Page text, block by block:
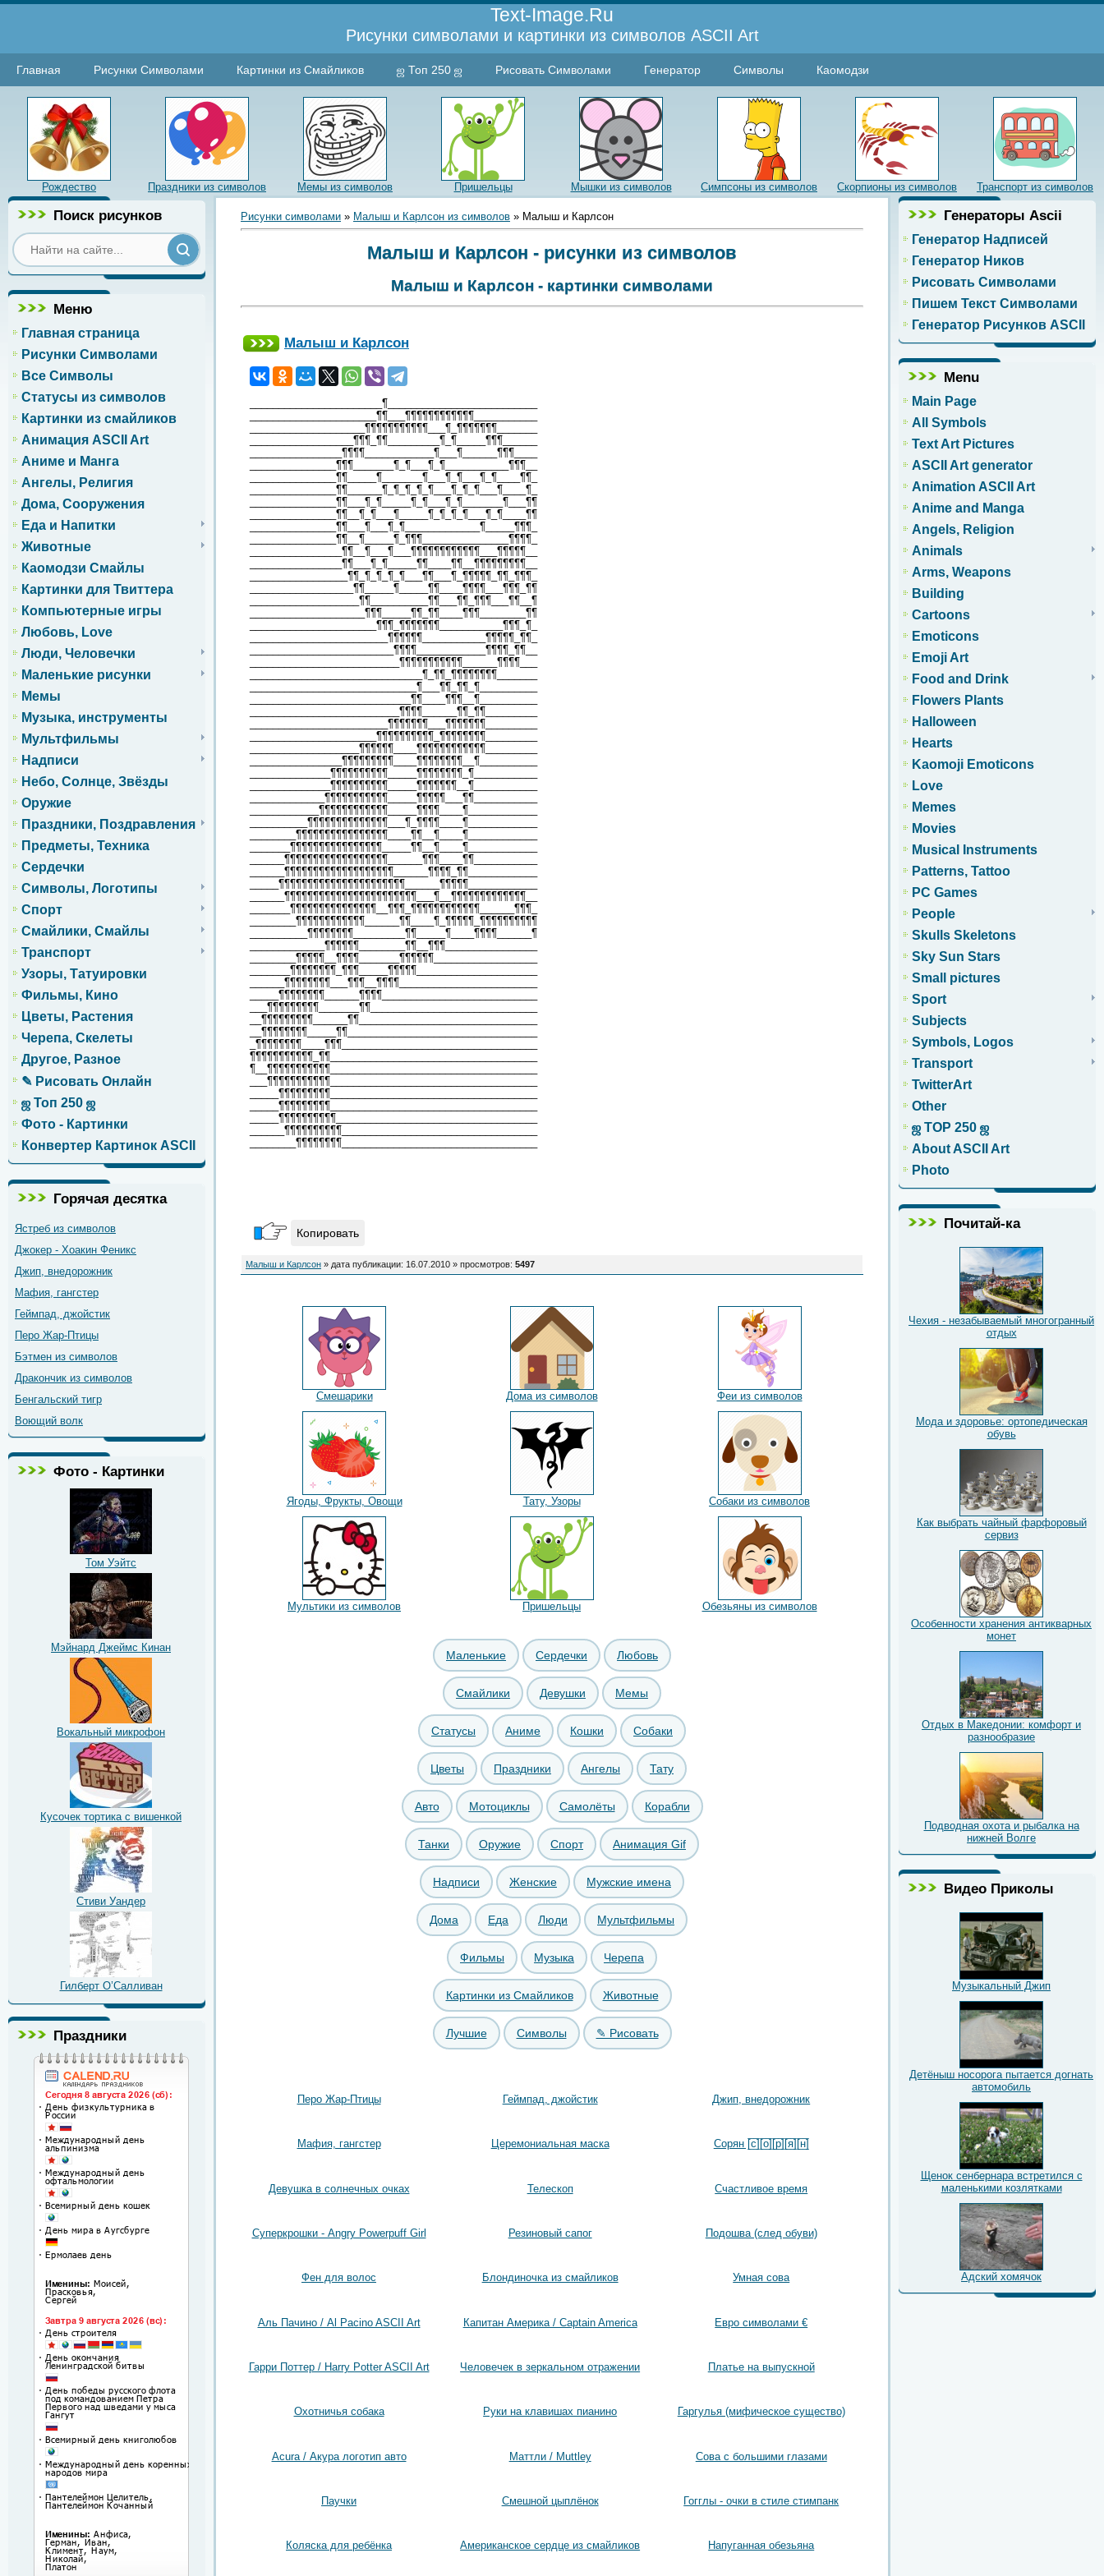
Text-Image.Ru
Рисунки символами и картинки из символов ASCII Art
Главная Рисунки Символами Картинки из Смайликов ஜ Топ 250 ஜ Рисовать Символами Генератор Символы Каомодзи
Рождество Праздники из символов Мемы из символов Пришельцы Мышки из символов Симпсоны из символов Скорпионы из символов Транспорт из символов
Поиск рисунков
Меню
Главная страница
Рисунки Символами
Все Символы
Статусы из символов
Картинки из смайликов
Анимация ASCII Art
Аниме и Манга
Ангелы, Религия
Дома, Сооружения
Еда и Напитки
Животные
Каомодзи Смайлы
Картинки для Твиттера
Компьютерные игры
Любовь, Love
Люди, Человечки
Маленькие рисунки
Мемы
Музыка, инструменты
Мультфильмы
Надписи
Небо, Солнце, Звёзды
Оружие
Праздники, Поздравления
Предметы, Техника
Сердечки
Символы, Логотипы
Спорт
Смайлики, Смайлы
Транспорт
Узоры, Татуировки
Фильмы, Кино
Цветы, Растения
Черепа, Скелеты
Другое, Разное
✎ Рисовать Онлайн
ஜ Топ 250 ஜ
Фото - Картинки
Конвертер Картинок ASCII
Горячая десятка
Ястреб из символов
Джокер - Хоакин Феникс
Джип, внедорожник
Мафия, гангстер
Геймпад, джойстик
Перо Жар-Птицы
Бэтмен из символов
Дракончик из символов
Бенгальский тигр
Воющий волк
Фото - Картинки
Том Уэйтс
Мэйнард Джеймс Кинан
Вокальный микрофон
Кусочек тортика с вишенкой
Стиви Уандер
Гилберт О’Салливан
Праздники
Рисунки символами » Малыш и Карлсон из символов » Малыш и Карлсон
Малыш и Карлсон - рисунки из символов
Малыш и Карлсон - картинки символами
Малыш и Карлсон
_______________________¶__________________________
______________________¶¶___¶¶¶¶¶¶¶¶¶¶¶¶___________
____________________¶¶¶¶¶¶¶¶¶¶¶___¶_¶¶¶¶¶¶¶_______
__________________¶¶¶_¶¶_________¶_¶_____¶¶¶______
________________¶¶¶¶____________¶___¶______¶¶¶____
_______________¶¶¶_______¶_¶___¶_¶___________¶¶¶__
_______________¶¶_____¶_______¶___¶_¶___¶_¶____¶¶_
_______________¶¶______¶_¶_¶_¶_¶___¶_¶_¶___¶____¶_
_______________¶¶___¶_¶_____¶_¶___¶_¶_______¶___¶¶
_______________¶¶__¶_¶___¶_____¶_¶_¶_¶___¶_¶____¶¶
_______________¶¶___¶___¶_¶_____________¶_____¶¶¶_
_______________¶¶__¶_____¶_¶¶¶_______________¶¶¶¶_
________________¶¶__¶___¶___¶¶¶¶¶¶¶¶¶¶¶¶___¶¶¶¶¶__
________________¶¶___¶_¶_____¶¶____¶¶__¶¶¶¶¶¶¶¶¶__
_________________¶¶_¶_¶_¶_¶___¶¶___¶_¶¶¶¶¶_¶¶_¶¶¶_
__________________¶¶_____¶_____¶¶____¶¶¶¶___¶¶¶_¶¶
___________________¶¶__________¶¶___¶¶_¶¶¶___¶¶__¶
____________________¶¶¶_____¶¶_¶¶____¶¶¶________¶¶
______________________¶¶¶_¶¶¶¶¶¶¶___________¶¶¶_¶_
________________________¶¶¶¶¶¶___________¶¶¶¶¶_¶¶_
_________________________¶¶¶¶____________¶¶¶¶_¶¶__
__________________________¶¶¶¶¶¶¶¶¶¶¶______¶¶¶¶___
______________________________¶_¶¶_¶¶¶¶¶¶¶¶_______
_____________________________¶___¶¶_¶¶_¶__________
____________________________¶¶____¶¶¶__¶__________
__________________________¶¶¶¶______¶¶_¶¶_________
________________________¶¶¶¶¶¶¶___¶¶¶¶¶¶¶_________
______________________¶¶¶¶¶¶¶¶¶¶_¶¶¶¶¶¶¶¶_________
___________________¶¶¶¶¶¶____¶¶¶¶¶¶¶¶¶¶¶¶_________
________________¶¶¶¶¶¶¶¶¶____¶¶¶¶¶¶¶¶__¶__________
______________¶¶¶¶¶¶¶¶¶¶_____¶¶¶¶¶¶¶¶_¶___________
______________¶¶¶¶¶¶¶¶¶¶_____¶¶¶¶¶¶¶__¶___________
_____________¶¶¶¶¶¶¶¶¶¶¶_____¶¶¶¶¶___¶¶___________
____________¶¶¶¶¶¶¶¶¶¶¶¶_____¶¶¶¶____¶____________
__________¶¶¶¶¶¶¶¶¶¶¶¶¶¶___¶_¶¶¶¶____¶____________
________¶¶¶¶¶¶¶¶¶¶¶¶¶¶¶¶____¶¶__¶____¶____________
_______¶¶¶¶¶¶¶¶¶¶¶¶¶¶¶¶_____¶¶__¶____¶____________
______¶¶¶¶¶¶¶¶¶¶¶¶¶¶¶¶¶¶______¶¶¶____¶¶___________
______¶¶¶¶¶¶¶¶¶¶¶¶¶¶¶¶¶¶¶______¶¶¶¶_¶¶____________
_____¶¶¶¶¶¶¶¶¶¶¶¶¶¶¶¶¶¶¶¶¶¶______¶¶¶¶¶____________
______¶¶¶¶¶¶¶¶¶¶¶¶¶¶¶¶¶¶¶¶¶¶¶___¶__¶¶¶¶¶¶¶¶¶¶¶¶¶__
_______¶¶¶¶¶¶¶¶¶¶¶¶¶¶¶__¶¶¶_¶¶¶¶¶¶¶¶¶¶¶¶______¶¶¶_
________¶¶¶¶¶¶¶¶¶¶¶¶______¶¶____¶_¶¶¶¶¶_¶¶¶¶¶¶¶¶¶¶
__________¶¶¶¶¶¶¶¶_________¶¶_____¶____¶¶¶¶______¶
_____________¶¶¶¶¶¶________¶¶__¶¶¶________________
________¶¶¶¶¶__¶¶¶¶_______¶¶¶¶¶¶__________________
_______¶¶¶¶¶¶¶¶_¶¶¶_____¶¶¶¶¶_____________________
______¶¶¶¶¶¶¶¶___¶¶¶__¶¶¶¶________________________
_____¶¶¶¶¶¶¶¶______¶¶¶¶___________________________
___¶¶¶¶¶¶¶¶¶_______¶¶_____________________________
__¶¶¶¶¶¶¶¶¶______¶¶_______________________________
__¶¶¶¶¶¶¶¶_____¶¶_________________________________
_¶¶¶¶¶¶¶¶____¶¶¶__________________________________
¶¶¶¶¶¶¶¶¶¶¶_¶¶____________________________________
¶__¶¶¶¶¶¶¶¶¶¶¶____________________________________
___¶¶¶¶¶¶¶¶¶¶¶____________________________________
_____¶¶¶¶¶¶¶¶¶____________________________________
_____¶¶¶¶¶¶¶¶¶____________________________________
_____¶¶¶¶¶¶¶¶¶¶___________________________________
______¶¶¶¶¶¶¶¶¶¶__________________________________
________¶¶¶¶¶¶¶¶__________________________________
Копировать
Малыш и Карлсон » дата публикации: 16.07.2010 » просмотров: 5497
Смешарики Дома из символов Феи из символов
Ягоды, Фрукты, Овощи Тату, Узоры Собаки из символов
Мультики из символов Пришельцы Обезьяны из символов
Маленькие Сердечки Любовь
Смайлики Девушки Мемы
Статусы Аниме Кошки Собаки
Цветы Праздники Ангелы Тату
Авто Мотоциклы Самолёты Корабли
Танки Оружие Спорт Анимация Gif
Надписи Женские Мужские имена
Дома Еда Люди Мультфильмы
Фильмы Музыка Черепа
Картинки из Смайликов Животные
Лучшие Символы ✎ Рисовать
Перо Жар-Птицы Геймпад, джойстик Джип, внедорожник
Мафия, гангстер Церемониальная маска Сорян [̲̅с̲̅][̲̅о̲̅][̲̅р̲̅][̲̅я̲̅][̲̅н̲̅]
Девушка в солнечных очках Телескоп Счастливое время
Суперкрошки - Angry Powerpuff Girl Резиновый сапог Подошва (след обуви)
Фен для волос Блондиночка из смайликов Умная сова
Аль Пачино / Al Pacino ASCII Art Капитан Америка / Captain America Евро символами €
Гарри Поттер / Harry Potter ASCII Art Человечек в зеркальном отражении Платье на выпускной
Охотничья собака Руки на клавишах пианино Гаргулья (мифическое существо)
Acura / Акура логотип авто Маттли / Muttley Сова с большими глазами
Паучки Смешной цыплёнок Гогглы - очки в стиле стимпанк
Коляска для ребёнка Американское сердце из смайликов Напуганная обезьяна
Генераторы Ascii
Генератор Надписей
Генератор Ников
Рисовать Символами
Пишем Текст Символами
Генератор Рисунков ASCII
Menu
Main Page
All Symbols
Text Art Pictures
ASCII Art generator
Animation ASCII Art
Anime and Manga
Angels, Religion
Animals
Arms, Weapons
Building
Cartoons
Emoticons
Emoji Art
Food and Drink
Flowers Plants
Halloween
Hearts
Kaomoji Emoticons
Love
Memes
Movies
Musical Instruments
Patterns, Tattoo
PC Games
People
Skulls Skeletons
Sky Sun Stars
Small pictures
Sport
Subjects
Symbols, Logos
Transport
TwitterArt
Other
ஜ TOP 250 ஜ
About ASCII Art
Photo
Почитай-ка
Чехия - незабываемый многогранный
отдых
Мода и здоровье: ортопедическая
обувь
Как выбрать чайный фарфоровый
сервиз
Особенности хранения антикварных
монет
Отдых в Македонии: комфорт и
разнообразие
Подводная охота и рыбалка на
нижней Волге
Видео Приколы
Музыкальный Джип
Детёныш носорога пытается догнать
автомобиль
Щенок сенбернара встретился с
маленькими козлятками
Адский хомячок